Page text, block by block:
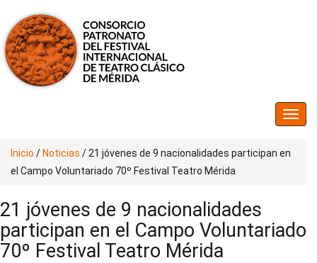
Inicio / Noticias / 21 jóvenes de 9 nacionalidades participan en
el Campo Voluntariado 70º Festival Teatro Mérida
21 jóvenes de 9 nacionalidades
participan en el Campo Voluntariado
70º Festival Teatro Mérida